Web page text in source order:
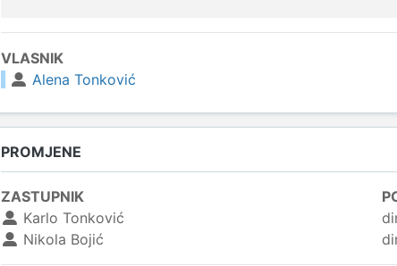
VLASNIK
Alena Tonković
PROMJENE
ZASTUPNIK
Karlo Tonković
Nikola Bojić